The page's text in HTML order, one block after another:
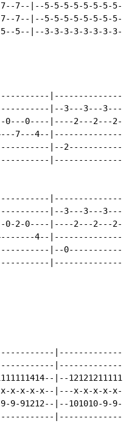
7--|--5-5-5-5-5-5-5-5-
7--|--5-5-5-5-5-5-5-5-
|--3-3-3-3-3-3-3-3-5-
|--3---3---
0---0----|----2---2---2-
7---4--
|--
|--3---3---
0-2-0----|----2---2---2-
4--|----------------
|--
|--
x-x-x-x--|---x-x-x-x-x-
9-91212--|--101010-9-9-